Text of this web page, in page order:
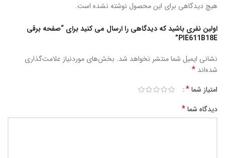
هیچ دیدگاهی برای این محصول نوشته نشده است.
اولین نفری باشید که دیدگاهی را ارسال می کنید برای “صفحه برقی
PIE611B18E”
نشانی ایمیل شما منتشر نخواهد شد. بخش‌های موردنیاز علامت‌گذاری
شده‌اند *
امتیاز شما*
دیدگاه شما*